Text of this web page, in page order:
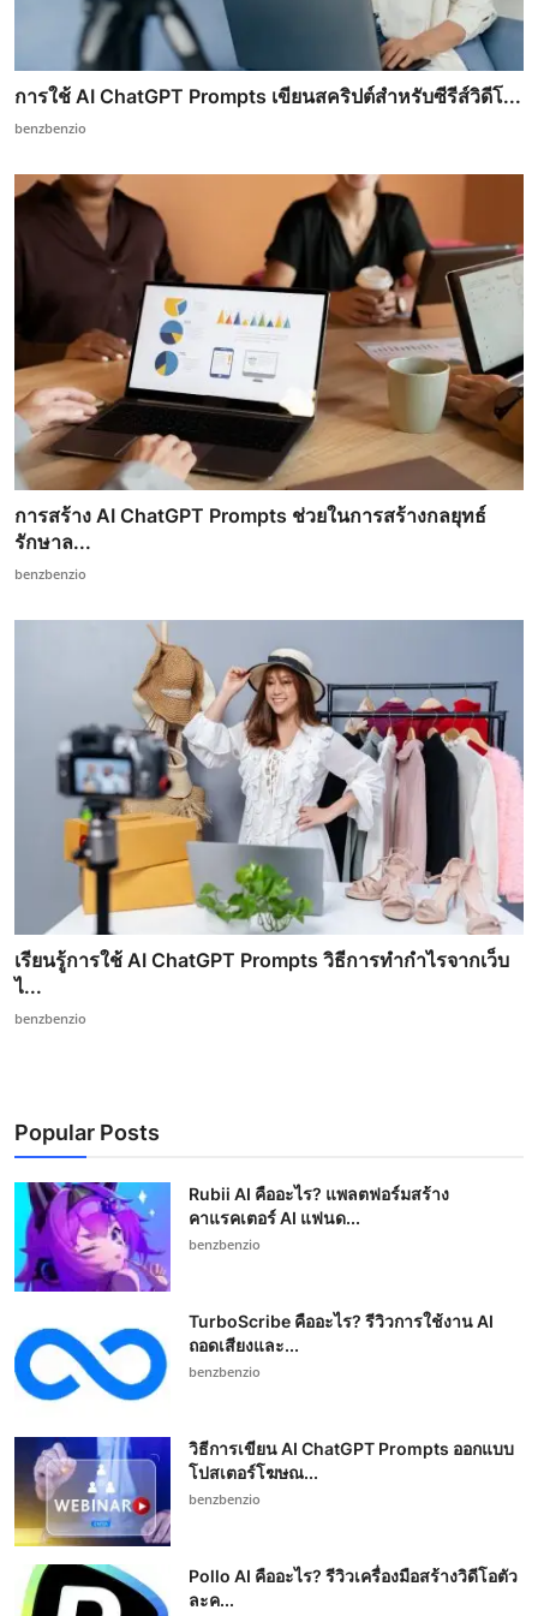
การใช้ AI ChatGPT Prompts เขียนสคริปต์สำหรับซีรีส์วิดีโ...
benzbenzio
การสร้าง AI ChatGPT Prompts ช่วยในการสร้างกลยุทธ์
รักษาล...
benzbenzio
เรียนรู้การใช้ AI ChatGPT Prompts วิธีการทำกำไรจากเว็บ
ไ...
benzbenzio
Popular Posts
Rubii AI คืออะไร? แพลตฟอร์มสร้าง
คาแรคเตอร์ AI แฟนด...
benzbenzio
TurboScribe คืออะไร? รีวิวการใช้งาน AI
ถอดเสียงและ...
benzbenzio
วิธีการเขียน AI ChatGPT Prompts ออกแบบ
โปสเตอร์โฆษณ...
benzbenzio
Pollo AI คืออะไร? รีวิวเครื่องมือสร้างวิดีโอตัว
ละค...